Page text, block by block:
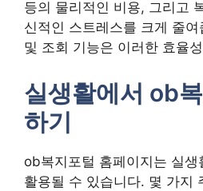
등의 물리적인 비용, 그리고
신적인 스트레스를 크게 줄
및 조회 기능은 이러한 효율
실생활에서 ob
하기
ob복지포털 홈페이지는 실생
활용될 수 있습니다. 몇 가지